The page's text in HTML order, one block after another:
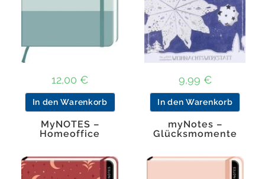
12,00 €
In den Warenkorb
9,99 €
In den Warenkorb
MyNOTES –
Homeoffice
myNotes –
Glücksmomente